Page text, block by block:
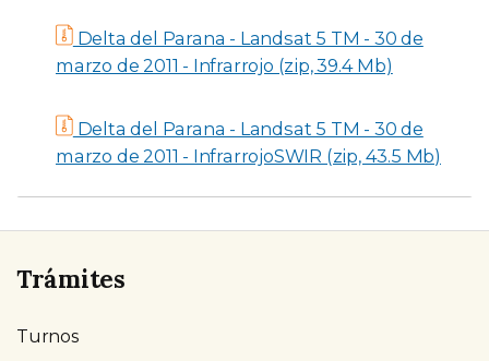
Delta del Parana - Landsat 5 TM - 30 de
marzo de 2011 - Infrarrojo (zip, 39.4 Mb)
Delta del Parana - Landsat 5 TM - 30 de
marzo de 2011 - InfrarrojoSWIR (zip, 43.5 Mb)
Trámites
Turnos